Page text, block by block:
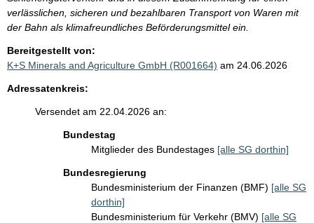
verlässlichen, sicheren und bezahlbaren Transport von Waren mit
der Bahn als klimafreundliches Beförderungsmittel ein.
Bereitgestellt von:
K+S Minerals and Agriculture GmbH (R001664) am 24.06.2026
Adressatenkreis:
Versendet am 22.04.2026 an:
Bundestag
Mitglieder des Bundestages [alle SG dorthin]
Bundesregierung
Bundesministerium der Finanzen (BMF) [alle SG
dorthin]
Bundesministerium für Verkehr (BMV) [alle SG